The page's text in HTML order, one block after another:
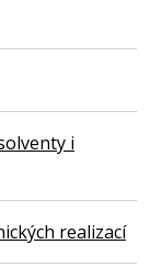
i
realizací